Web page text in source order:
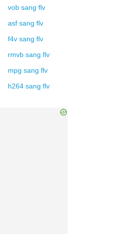
vob sang flv
asf sang flv
f4v sang flv
rmvb sang flv
mpg sang flv
h264 sang flv